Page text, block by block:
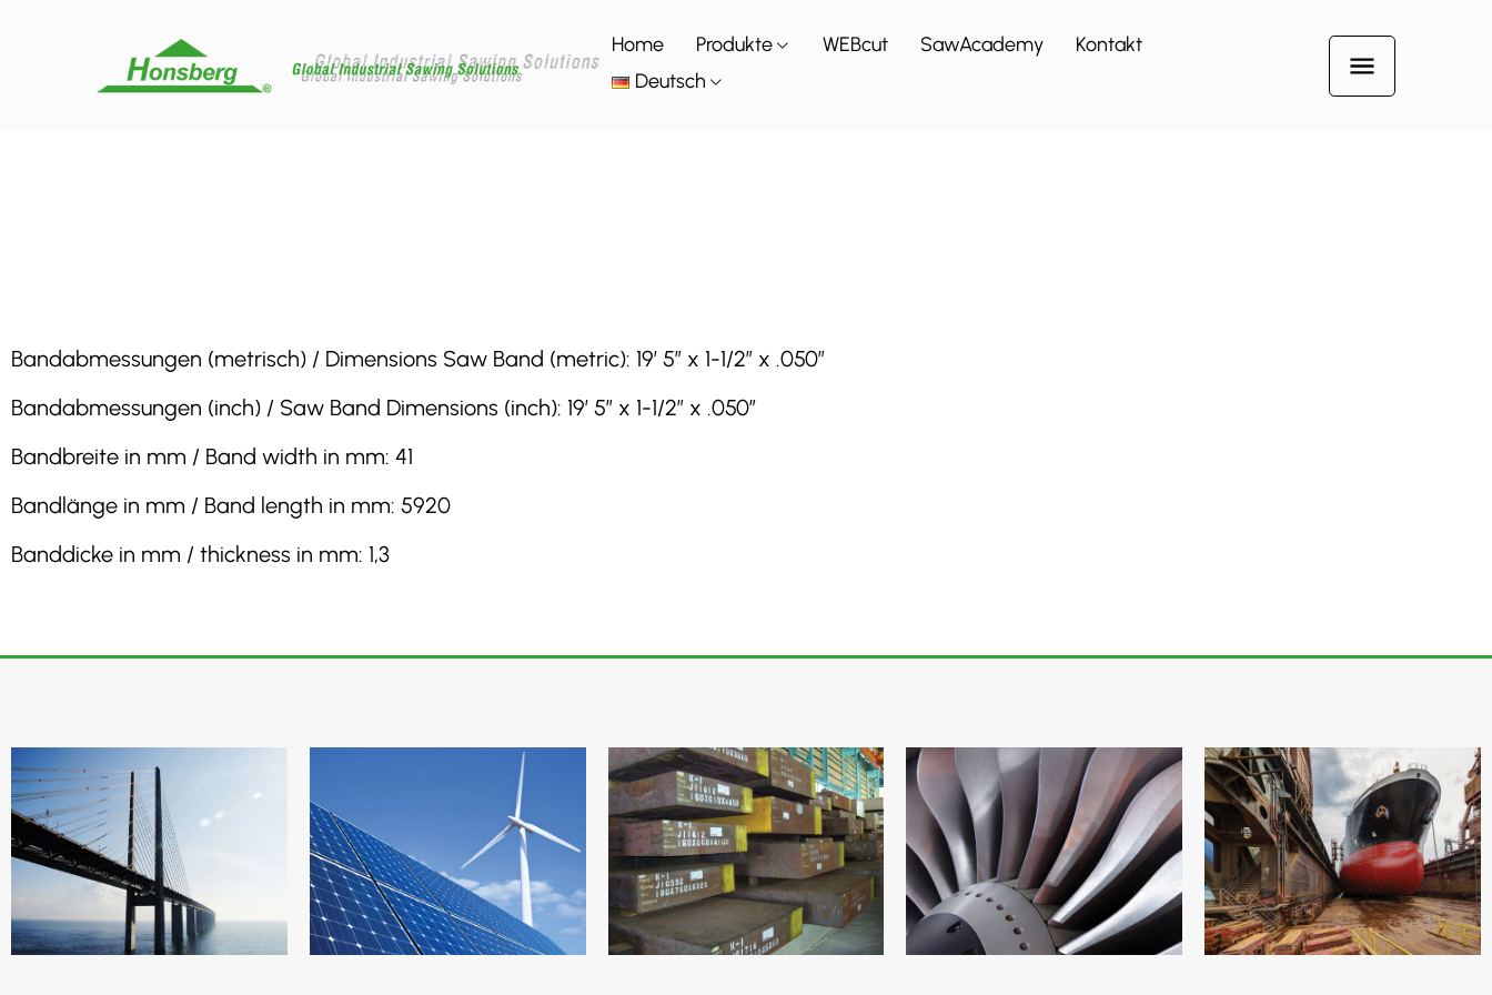
Home Produkte WEBcut SawAcademy
Kontakt
Deutsch
Bandabmessungen (metrisch) / Dimensions Saw Band (metric): 19′ 5″ x 1-1/2″ x .050″
Bandabmessungen (inch) / Saw Band Dimensions (inch): 19′ 5″ x 1-1/2″ x .050″
Bandbreite in mm / Band width in mm: 41
Bandlänge in mm / Band length in mm: 5920
Banddicke in mm / thickness in mm: 1,3